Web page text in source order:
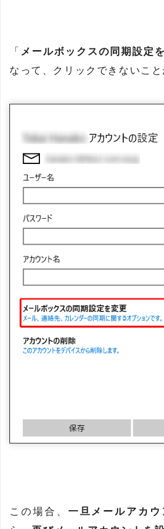
「 メールボックスの同期設定
なって、クリックできないこと
この場合、 一旦メールアカウ